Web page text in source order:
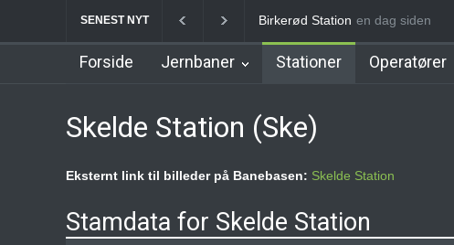
SENEST NYT Allerød Station Favrholm Station
en dag siden
Forside Jernbaner Stationer Operatører
Skelde Station (Ske)
Eksternt link til billeder på Banebasen: Skelde Station
Stamdata for Skelde Station